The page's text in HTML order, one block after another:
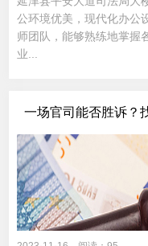
公环境优美，现代化办公
师团队，能够熟练地掌握
业...
一场官司能否胜诉？